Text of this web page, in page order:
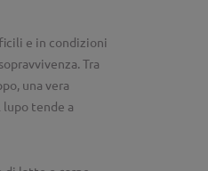
e in condizioni
Tra
una vera
tende a